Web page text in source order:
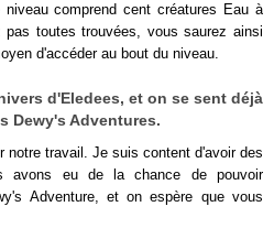
comprend cent créatures Eau à
toutes trouvées, vous saurez ainsi
d'accéder au bout du niveau.
d'Eledees, et on se sent déjà
Dewy's Adventures.
notre travail. Je suis content d'avoir des
avons eu de la chance de pouvoir
Adventure, et on espère que vous